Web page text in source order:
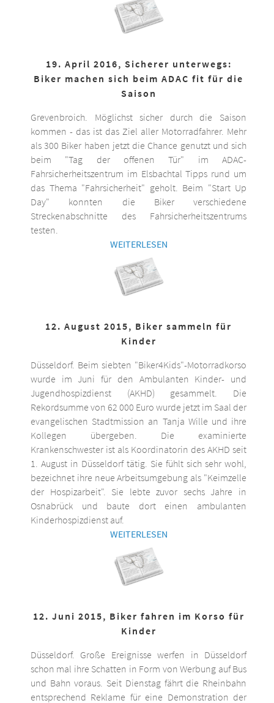
19. April 2016, Sicherer unterwegs:
Biker machen sich beim ADAC fit für die
Saison
Grevenbroich. Möglichst sicher durch die Saison
kommen - das ist das Ziel aller Motorradfahrer. Mehr
als 300 Biker haben jetzt die Chance genutzt und sich
beim "Tag der offenen Tür" im ADAC-
Fahrsicherheitszentrum im Elsbachtal Tipps rund um
das Thema "Fahrsicherheit" geholt. Beim "Start Up
Day" konnten die Biker verschiedene
Streckenabschnitte des Fahrsicherheitszentrums
testen.
WEITERLESEN
12. August 2015, Biker sammeln für
Kinder
Düsseldorf. Beim siebten "Biker4Kids"-Motorradkorso
wurde im Juni für den Ambulanten Kinder- und
Jugendhospizdienst (AKHD) gesammelt. Die
Rekordsumme von 62 000 Euro wurde jetzt im Saal der
evangelischen Stadtmission an Tanja Wille und ihre
Kollegen übergeben. Die examinierte
Krankenschwester ist als Koordinatorin des AKHD seit
1. August in Düsseldorf tätig. Sie fühlt sich sehr wohl,
bezeichnet ihre neue Arbeitsumgebung als "Keimzelle
der Hospizarbeit". Sie lebte zuvor sechs Jahre in
Osnabrück und baute dort einen ambulanten
Kinderhospizdienst auf.
WEITERLESEN
12. Juni 2015, Biker fahren im Korso für
Kinder
Düsseldorf. Große Ereignisse werfen in Düsseldorf
schon mal ihre Schatten in Form von Werbung auf Bus
und Bahn voraus. Seit Dienstag fährt die Rheinbahn
entsprechend Reklame für eine Demonstration der